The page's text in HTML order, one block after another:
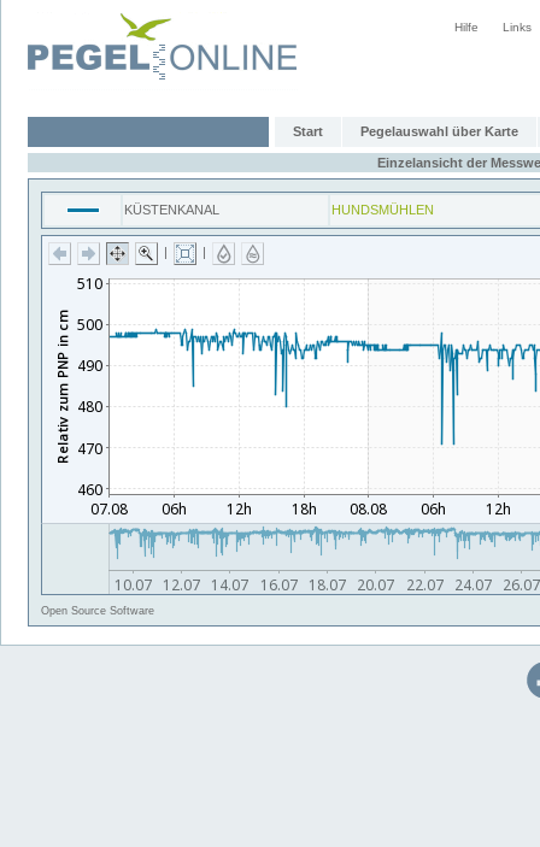
Hilfe Links
Start Pegelauswahl über Karte
Einzelansicht der
KÜSTENKANAL HUNDSMÜHLEN
| |
Open Source Software